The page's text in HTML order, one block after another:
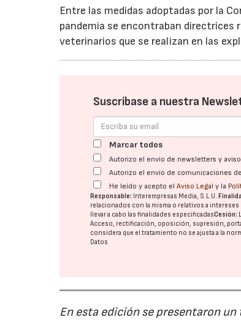
Entre las medidas adoptadas por la
pandemia se encontraban
veterinarios que se realizan en las
Suscríbase a nuestra
Marcar todos
Autorizo el envío de newsletters y
Autorizo el envío de comunicaciones
He leído y acepto elAviso Legal y la
Responsable: Interempresas Media, S.L.U.
relacionados con la misma o relativos a
llevar a cabo las finalidades especificadasCesión:
Acceso, rectificación, oposición, supresión,
considera que el tratamiento no se ajusta a la
Datos
En esta edición se presentaron